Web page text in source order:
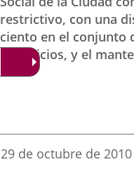
restrictivo, con una
ciento en el conjunto
y servicios, y el
Fecha
29 de octubre de 2010